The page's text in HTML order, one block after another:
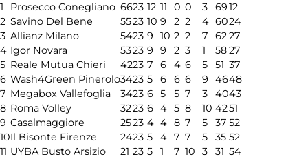
1
Prosecco Conegliano 6623 12 11 0 0 3 6912
2 Savino Del Bene 5523 10 9 2 2 4 6024
3 Allianz Milano 5423 9 10 2 2 7 6227
4 Igor Novara 5323 9 9 2 3 1 5827
5 Reale Mutua Chieri 4223 7 6 4 6 5 51 37
6 Wash4Green Pinerolo3423 5 6 6 6 9 4648
7 Megabox Vallefoglia 3423 6 5 5 7 3 4043
8 Roma Volley 3223 6 4 5 8 10 4251
9 Casalmaggiore 2523 4 4 8 7 5 37 52
10Il Bisonte Firenze 2423 5 4 7 7 5 35 52
11 UYBA Busto Arsizio 21 23 5 1 7 10 3 31 54